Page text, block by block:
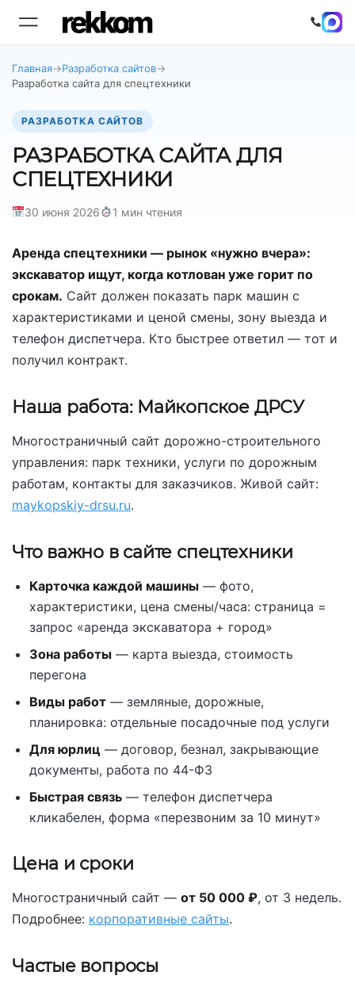
Главная→Разработка сайтов→
Разработка сайта для спецтехники
РАЗРАБОТКА САЙТОВ
РАЗРАБОТКА САЙТА ДЛЯ
СПЕЦТЕХНИКИ
30 июня 2026 1 мин чтения
Аренда спецтехники — рынок «нужно вчера»:
экскаватор ищут, когда котлован уже горит по
срокам. Сайт должен показать парк машин с
характеристиками и ценой смены, зону выезда и
телефон диспетчера. Кто быстрее ответил — тот и
получил контракт.
Наша работа: Майкопское ДРСУ
Многостраничный сайт дорожно-строительного
управления: парк техники, услуги по дорожным
работам, контакты для заказчиков. Живой сайт:
maykopskiy-drsu.ru.
Что важно в сайте спецтехники
Карточка каждой машины — фото,
характеристики, цена смены/часа: страница =
запрос «аренда экскаватора + город»
Зона работы — карта выезда, стоимость
перегона
Виды работ — земляные, дорожные,
планировка: отдельные посадочные под услуги
Для юрлиц — договор, безнал, закрывающие
документы, работа по 44-ФЗ
Быстрая связь — телефон диспетчера
кликабелен, форма «перезвоним за 10 минут»
Цена и сроки
Многостраничный сайт — от 50 000 ₽, от 3 недель.
Подробнее: корпоративные сайты.
Частые вопросы